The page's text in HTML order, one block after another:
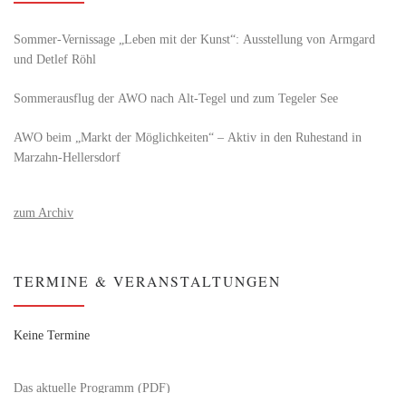
Sommer-Vernissage „Leben mit der Kunst“: Ausstellung von Armgard
und Detlef Röhl
Sommerausflug der AWO nach Alt‑Tegel und zum Tegeler See
AWO beim „Markt der Möglichkeiten“ – Aktiv in den Ruhestand in
Marzahn-Hellersdorf
zum Archiv
TERMINE & VERANSTALTUNGEN
Keine Termine
Das aktuelle Programm (PDF)